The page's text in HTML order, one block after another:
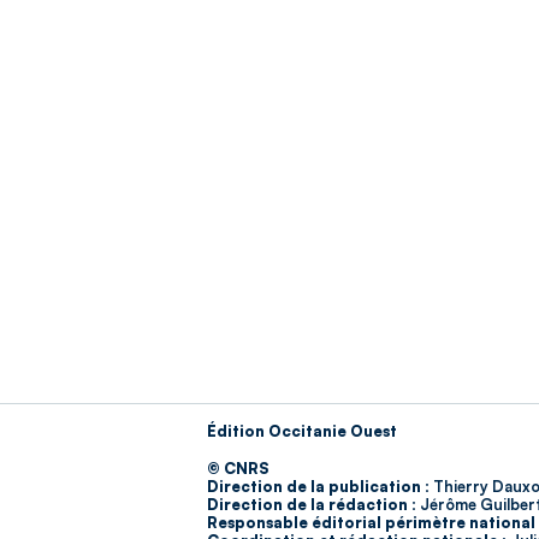
Édition Occitanie Ouest
© CNRS
Direction de la publication : Thierry
Direction de la rédaction : Jérôme
Responsable éditorial périmètre national